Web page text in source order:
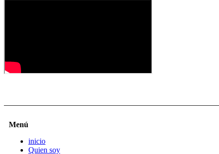
Menú
inicio
Quien soy